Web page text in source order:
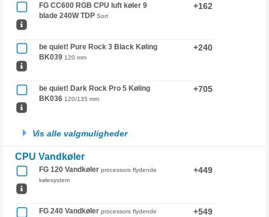
FG CC600 RGB CPU luft køler 9
blade 240W TDP Sort
+162
be quiet! Pure Rock 3 Black Køling
BK039 120 mm
+240
be quiet! Dark Rock Pro 5 Køling
BK036 120/135 mm
+705
Vis alle valgmuligheder
CPU Vandkøler
FG 120 Vandkøler processors flydende
kølesystem
+449
FG 240 Vandkøler processors flydende
+549